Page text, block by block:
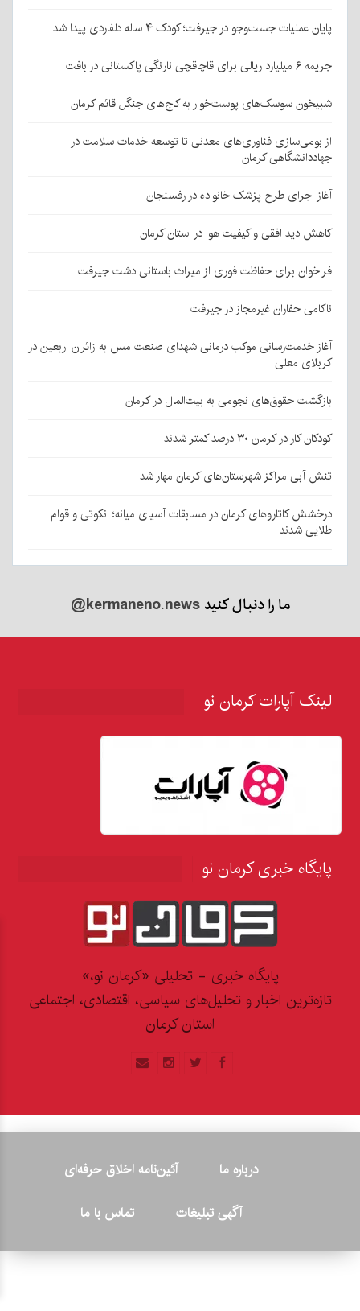
پایان عملیات جست‌وجو در جیرفت؛ کودک ۴ ساله دلفاردی پیدا شد
جریمه ۶ میلیارد ریالی برای قاچاقچی نارنگی پاکستانی در بافت
شبیخون سوسک‌های پوست‌خوار به کاج‌های جنگل قائم کرمان
از بومی‌سازی فناوری‌های معدنی تا توسعه خدمات سلامت در
جهاددانشگاهی کرمان
آغاز اجرای طرح پزشک خانواده در رفسنجان
کاهش دید افقی و کیفیت هوا در استان کرمان
فراخوان برای حفاظت فوری از میراث باستانی دشت جیرفت
ناکامی حفاران غیرمجاز در جیرفت
آغاز خدمت‌رسانی موکب درمانی شهدای صنعت مس به زائران اربعین در
کربلای معلی
بازگشت حقوق‌های نجومی به بیت‌المال در کرمان
کودکان کار در کرمان ۳۰ درصد کمتر شدند
تنش آبی مراکز شهرستان‌های کرمان مهار شد
درخشش کاتاروهای کرمان در مسابقات آسیای میانه؛ انکوتی و قوام
طلایی شدند
ما را دنبال کنید@kermaneno.news
لینک آپارات کرمان نو
پایگاه خبری کرمان نو
پایگاه خبری - تحلیلی «کرمان نو،»
تازه‌ترین اخبار و تحلیل‌های سیاسی، اقتصادی، اجتماعی
استان کرمان
درباره ما
آئین‌نامه اخلاق حرفه‌ای
آگهی تبلیغات
تماس با ما